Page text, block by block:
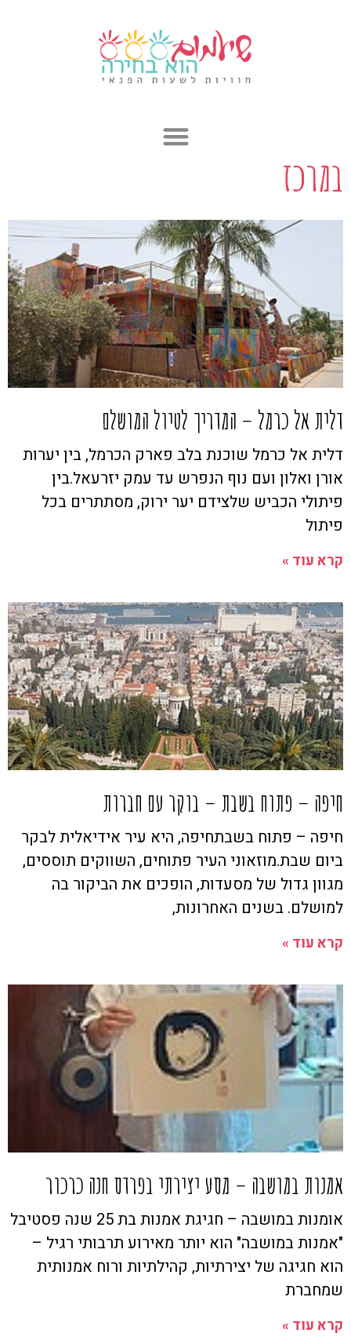
במרכז
דלית אל כרמל – המדריך לטיול המושלם
דלית אל כרמל שוכנת בלב פארק הכרמל, בין יערות
אורן ואלון ועם נוף הנפרש עד עמק יזרעאל.בין
פיתולי הכביש שלצידם יער ירוק, מסתתרים בכל
פיתול
קרא עוד »
חיפה – פתוח בשבת – בוקר עם חברות
חיפה – פתוח בשבתחיפה, היא עיר אידיאלית לבקר
ביום שבת.מוזאוני העיר פתוחים, השווקים תוססים,
מגוון גדול של מסעדות, הופכים את הביקור בה
למושלם. בשנים האחרונות,
קרא עוד »
אמנות במושבה – מסע יצירתי בפרדס חנה כרכור
אומנות במושבה – חגיגת אמנות בת 25 שנה פסטיבל
"אמנות במושבה" הוא יותר מאירוע תרבותי רגיל –
הוא חגיגה של יצירתיות, קהילתיות ורוח אמנותית
שמחברת
קרא עוד »
עמודעמודעמוד